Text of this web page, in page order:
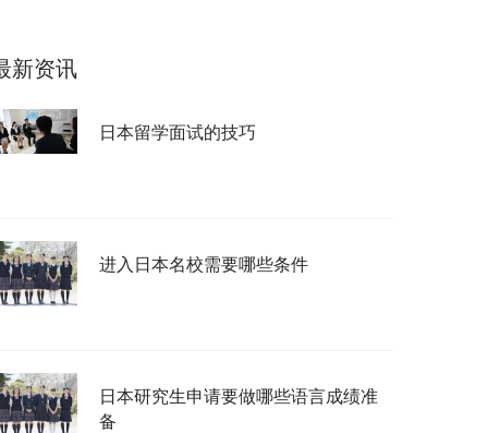
新资讯
日本留学面试的技巧
进入日本名校需要哪些条件
日本研究生申请要做哪些语言成绩准
备